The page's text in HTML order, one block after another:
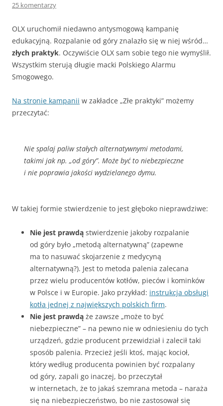
25 komentarzy
OLX uruchomił niedawno antysmogową kampanię
edukacyjną. Rozpalanie od góry znalazło się w niej wśród…
złych praktyk. Oczywiście OLX sam sobie tego nie wymyślił.
Wszystkim sterują długie macki Polskiego Alarmu
Smogowego.
Na stronie kampanii w zakładce „Złe praktyki” możemy
przeczytać:
Nie spalaj paliw stałych alternatywnymi metodami,
takimi jak np. „od góry”. Może być to niebezpieczne
i nie poprawia jakości wydzielanego dymu.
W takiej formie stwierdzenie to jest głęboko nieprawdziwe:
Nie jest prawdą stwierdzenie jakoby rozpalanie
od góry było „metodą alternatywną” (zapewne
ma to nasuwać skojarzenie z medycyną
alternatywną?). Jest to metoda palenia zalecana
przez wielu producentów kotłów, pieców i kominków
w Polsce i w Europie. Jako przykład: instrukcja obsługi
kotła jednej z największych polskich firm.
Nie jest prawdą że zawsze „może to być
niebezpieczne” – na pewno nie w odniesieniu do tych
urządzeń, gdzie producent przewidział i zalecił taki
sposób palenia. Przecież jeśli ktoś, mając kocioł,
który według producenta powinien być rozpalany
od góry, zapali go inaczej, bo przeczytał
w internetach, że to jakaś szemrana metoda – naraża
się na niebezpieczeństwo, bo nie zastosował się